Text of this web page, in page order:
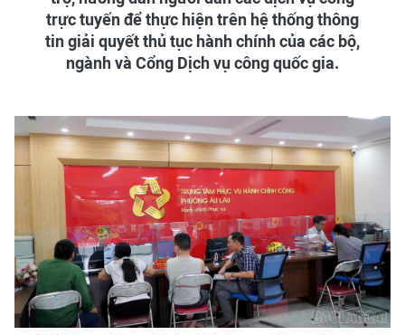
trực tuyến để thực hiện trên hệ thống thông
tin giải quyết thủ tục hành chính của các bộ,
ngành và Cổng Dịch vụ công quốc gia.